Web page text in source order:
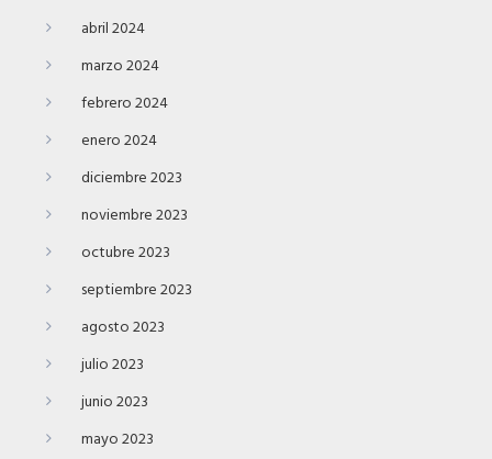
abril 2024
marzo 2024
febrero 2024
enero 2024
diciembre 2023
noviembre 2023
octubre 2023
septiembre 2023
agosto 2023
julio 2023
junio 2023
mayo 2023